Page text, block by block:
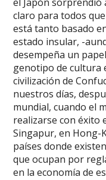
claro para todos
está tanto basado
estado insular, -
desempeña un
genotipo de cultura
civilización de
nuestros días,
mundial, cuando el
realizarse con éxito
Singapur, en Hong-
países donde
que ocupan por
en la economía de